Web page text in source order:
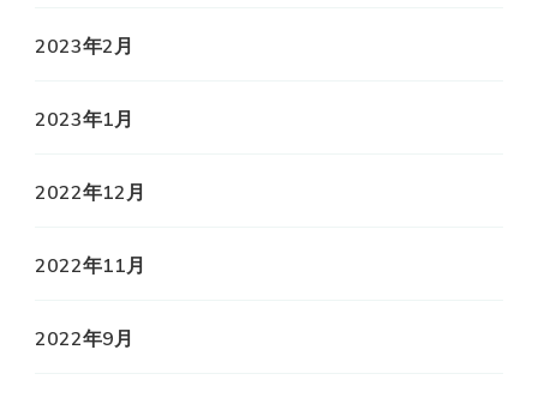
2023年2月
2023年1月
2022年12月
2022年11月
2022年9月